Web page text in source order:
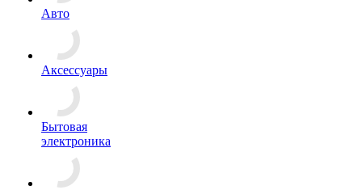
Авто
Аксессуары
Бытовая
электроника